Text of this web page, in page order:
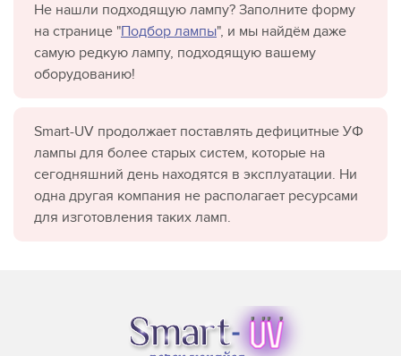
Не нашли подходящую лампу? Заполните форму
на странице "Подбор лампы", и мы найдём даже
самую редкую лампу, подходящую вашему
оборудованию!
Smart-UV продолжает поставлять дефицитные УФ
лампы для более старых систем, которые на
сегодняшний день находятся в эксплуатации. Ни
одна другая компания не располагает ресурсами
для изготовления таких ламп.